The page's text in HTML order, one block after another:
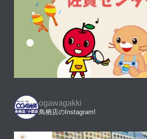
ogawagakki
鳥栖店のInstagram!